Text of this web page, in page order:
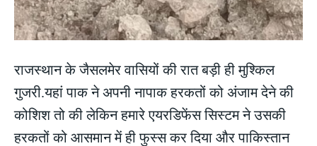
राजस्थान के जैसलमेर वासियों की रात बड़ी ही मुश्किल
गुजरी.यहां पाक ने अपनी नापाक हरकतों को अंजाम देने की
कोशिश तो की लेकिन हमारे एयरडिफेंस सिस्टम ने उसकी
हरकतों को आसमान में ही फुस्स कर दिया और पाकिस्तान